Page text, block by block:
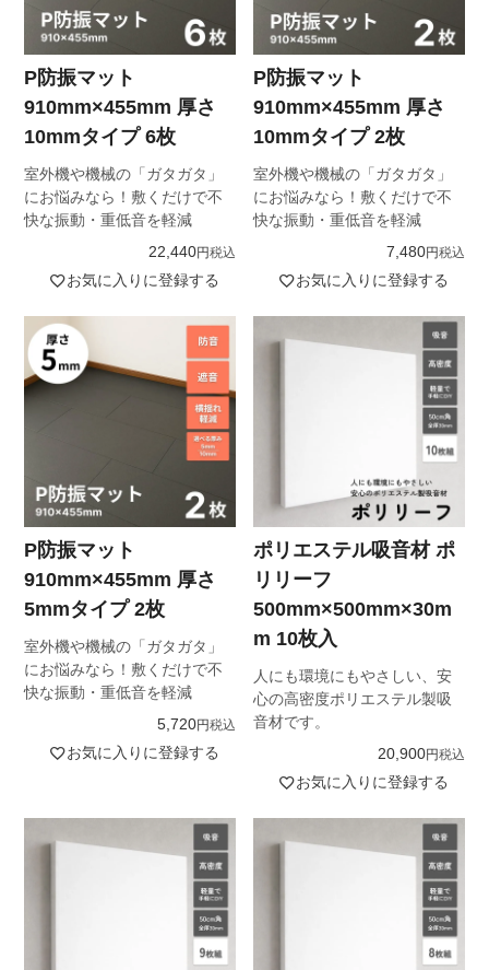
室外機や機械の「ガタガタ」
にお悩みなら！敷くだけで不
快な振動・重低音を軽減
P防振マット
910mm×455mm 厚さ
10mmタイプ 6枚
22,440 税込
お気に入りに登録する
室外機や機械の「ガタガタ」
にお悩みなら！敷くだけで不
快な振動・重低音を軽減
P防振マット
910mm×455mm 厚さ
10mmタイプ 2枚
7,480 税込
お気に入りに登録する
室外機や機械の「ガタガタ」
にお悩みなら！敷くだけで不
快な振動・重低音を軽減
P防振マット
910mm×455mm 厚さ
5mmタイプ 2枚
5,720 税込
お気に入りに登録する
人にも環境にもやさしい、安
心の高密度ポリエステル製吸
音材です。
ポリエステル吸音材 ポ
リリーフ
500mm×500mm×30m
m 10枚入
20,900 税込
お気に入りに登録する